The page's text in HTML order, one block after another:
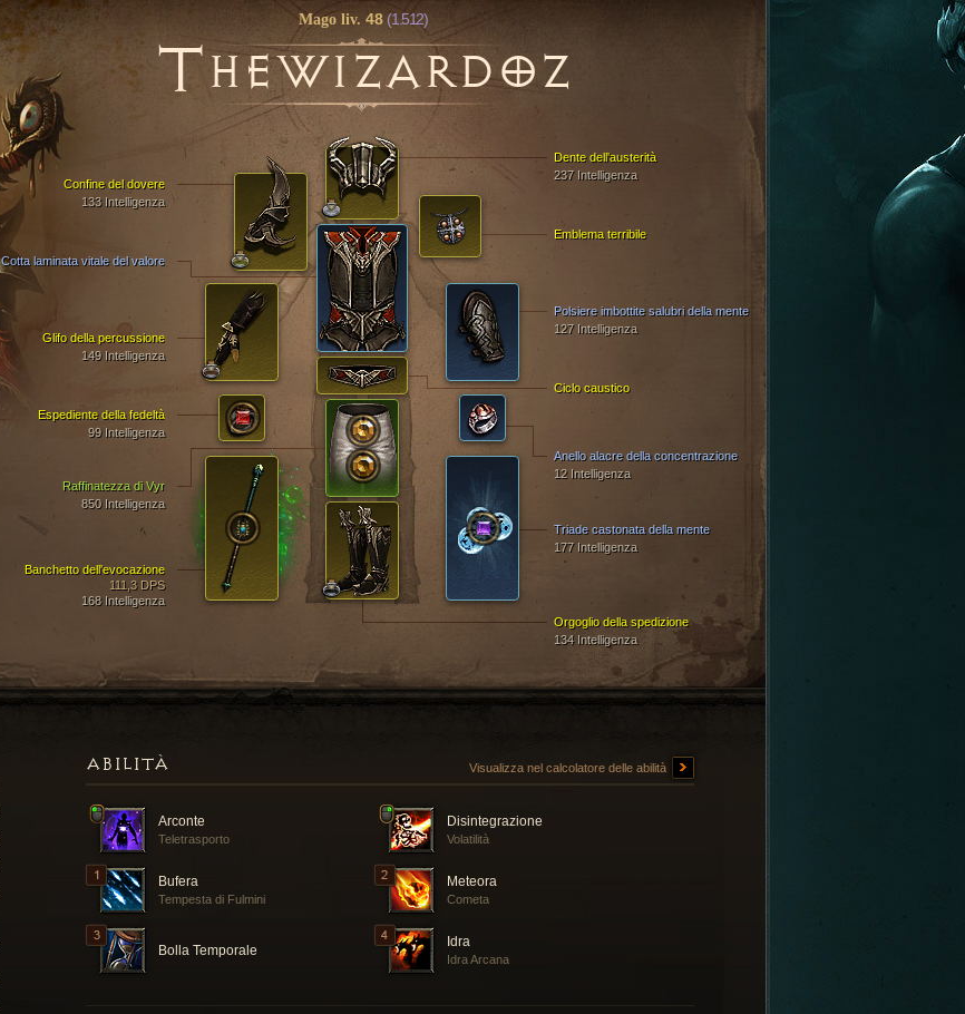
Mago liv.48 (1.512)
THEWIZARDOZ
Dente dell'austerità
237 Intelligenza
Cotta laminata vitale del valore
Orgoglio della spedizione
134 Intelligenza
Glifo della percussione
149 Intelligenza
Confine del dovere
133 Intelligenza
Raffinatezza di Vyr
850 Intelligenza
Polsiere imbottite salubri della mente
127 Intelligenza
Banchetto dell'evocazione
111,3 DPS
168 Intelligenza
Triade castonata della mente
177 Intelligenza
Ciclo caustico
Anello alacre della concentrazione
12 Intelligenza
Espediente della fedeltà
99 Intelligenza
Emblema terribile
ABILITÀ Visualizza nel calcolatore delle abilità
Arconte
Teletrasporto
Disintegrazione
Volatilità
Bufera
Tempesta di Fulmini
Meteora
Cometa
Bolla Temporale
Idra
Idra Arcana